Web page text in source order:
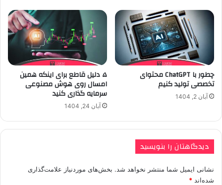
چطور با ChatGPT محتوای
تخصصی تولید کنیم
آبان 2, 1404
۵ دلیل قاطع برای اینکه همین
امسال روی هوش مصنوعی
سرمایه گذاری کنید
آبان 24, 1404
دیدگاهتان را بنویسید
نشانی ایمیل شما منتشر نخواهد شد. بخش‌های موردنیاز علامت‌گذاری
شده‌اند *